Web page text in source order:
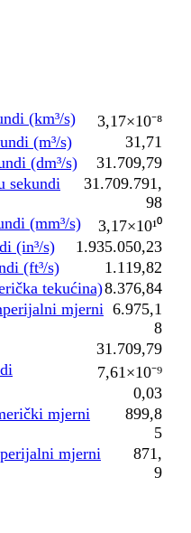
(km³/s)
3,17×10⁻⁸
(m³/s)
31,71
(dm³/s)
31.709,79
sekundi
31.709.791,
98
(mm³/s)
3,17×10¹⁰
(in³/s)
1.935.050,23
(ft³/s)
1.119,82
tekućina)8.376,84
mjerni 6.975,1
8
31.709,79
7,61×10⁻⁹
0,03
mjerni
899,8
5
mjerni
871,
9